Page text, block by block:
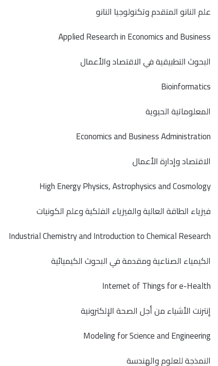
علم النانو المتقدم وتكنولوجيا النانو
Applied Research in Economics and Business
البحوث التطبيقية في الاقتصاد والأعمال
Bioinformatics
المعلوماتية الحيوية
Economics and Business Administration
الاقتصاد وإدارة الأعمال
High Energy Physics, Astrophysics and Cosmology
فيزياء الطاقة العالية والفيزياء الفلكية وعلم الكونيات
Industrial Chemistry and Introduction to Chemical Research
الكيمياء الصناعية ومقدمة في البحوث الكيميائية
Internet of Things for e-Health
إنترنت الأشياء من أجل الصحة الإلكترونية
Modeling for Science and Engineering
النمذجة للعلوم والهندسة